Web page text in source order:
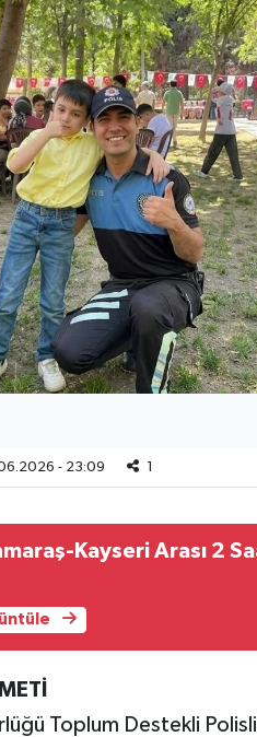
- 23:09 1
Kayseri Arası 2
Toplum Destekli